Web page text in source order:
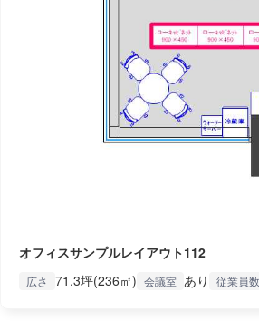
オフィスサンプルレイアウト112
広さ 71.3坪(236㎡) 会議室 あり 従業員数